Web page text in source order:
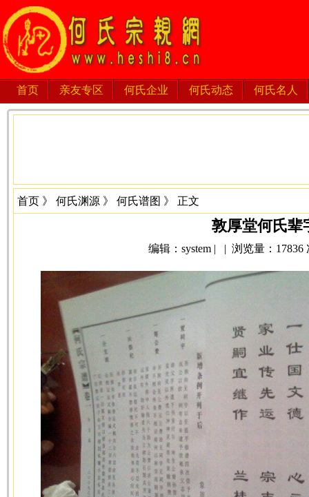
首页 亲友专区 何氏企业 何氏动态 何氏名人
首页 》 何氏渊源 》 何氏谱图 》 正文
敦厚堂何氏辈
编辑：system | | 浏览量：17836